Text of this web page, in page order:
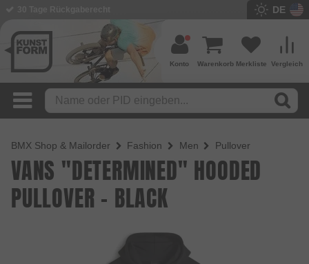
DE
Vergleich
Merkliste
Warenkorb
Konto
BMX Shop & Mailorder Fashion Men Pullover
VANS "DETERMINED" HOODED
PULLOVER - BLACK